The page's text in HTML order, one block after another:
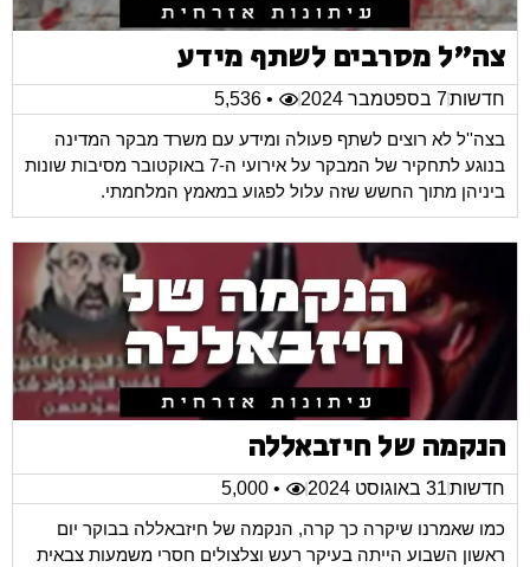
צה"ל מסרבים לשתף מידע
חדשות7 בספטמבר 2024
• 5,536
בצה''ל לא רוצים לשתף פעולה ומידע עם משרד מבקר המדינה
בנוגע לתחקיר של המבקר על אירועי ה-7 באוקטובר מסיבות שונות
ביניהן מתוך החשש שזה עלול לפגוע במאמץ המלחמתי.
הנקמה של חיזבאללה
חדשות31 באוגוסט 2024
• 5,000
כמו שאמרנו שיקרה כך קרה, הנקמה של חיזבאללה בבוקר יום
ראשון השבוע הייתה בעיקר רעש וצלצולים חסרי משמעות צבאית